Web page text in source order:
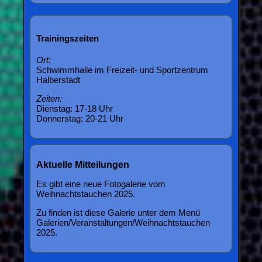
Trainingszeiten
Ort:
Schwimmhalle im Freizeit- und Sportzentrum
Halberstadt
Zeiten:
Dienstag: 17-18 Uhr
Donnerstag: 20-21 Uhr
Aktuelle Mitteilungen
Es gibt eine neue Fotogalerie vom
Weihnachtstauchen 2025.
Zu finden ist diese Galerie unter dem Menü
Galerien/Veranstaltungen/Weihnachtstauchen
2025.